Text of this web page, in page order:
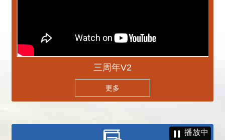
三周年V2
更多
播放中